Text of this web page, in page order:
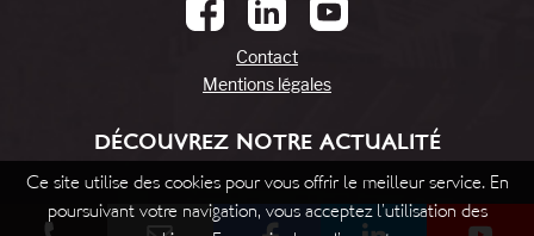
Contact
Mentions légales
DÉCOUVREZ NOTRE ACTUALITÉ
Ce site utilise des cookies pour vous offrir le meilleur service. En
poursuivant votre navigation, vous acceptez l’utilisation des